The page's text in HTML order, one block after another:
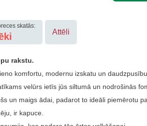
skatās:
Attēli
rakstu.
komfortu, modernu izskatu un
velūrs ietīs jūs siltumā un nodrošinās
un maigs ādai, padarot to ideāli piemērotu
ir kapuce.